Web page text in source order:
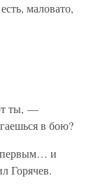
маловато,
ты, —
в бою?
первым… и
Горячев.